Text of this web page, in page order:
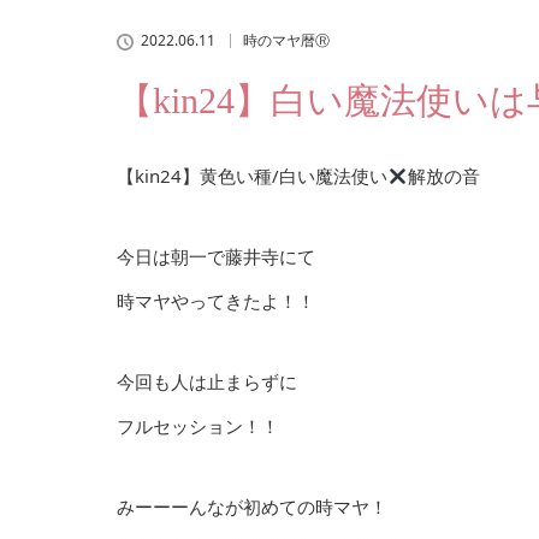
2022.06.11 時のマヤ暦Ⓡ
【kin24】白い魔法使いは
【kin24】黄色い種/白い魔法使い 解放の音
今日は朝一で藤井寺にて
時マヤやってきたよ！！
今回も人は止まらずに
フルセッション！！
みーーーんなが初めての時マヤ！